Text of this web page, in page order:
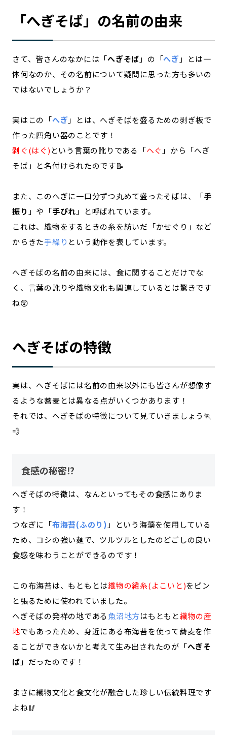
「へぎそば」の名前の由来
さて、皆さんのなかには「へぎそば 」の「へぎ 」とは一
体何なのか、その名前について疑問に思った方も多いの
ではないでしょうか？
実はこの「へぎ」とは、へぎそばを盛るための剥ぎ板で
作った四角い器のことです！
剥ぐ(はぐ) という言葉の訛りである「ヘぐ 」から「へぎ
そば」と名付けられたのです📝
また、このへぎに一口分ずつ丸めて盛ったそばは、「手
振り 」や「手びれ 」と呼ばれています。
これは、織物をするときの糸を紡いだ「かせぐり」など
からきた手繰り という動作を表しています。
へぎそばの名前の由来には、食に関することだけでな
く、言葉の訛りや織物文化も関連しているとは驚きです
ね😲
へぎそばの特徴
実は、へぎそばには名前の由来以外にも皆さんが想像す
るような蕎麦とは異なる点がいくつかあります！
それでは、へぎそばの特徴について見ていきましょう🏃
💨
食感の秘密⁉
へぎそばの特徴は、なんといってもその食感にありま
す！
つなぎに「布海苔(ふのり) 」という海藻を使用している
ため、コシの強い麺で、ツルツルとしたのどごしの良い
食感を味わうことができるのです！
この布海苔は、もともとは織物の緯糸(よこいと)をピン
と張るために使われていました。
へぎそばの発祥の地である魚沼地方はもともと織物の産
地でもあったため、身近にある布海苔を使って蕎麦を作
ることができないかと考えて生み出されたのが「へぎそ
ば 」だったのです！
まさに織物文化と食文化が融合した珍しい伝統料理です
よね🥢